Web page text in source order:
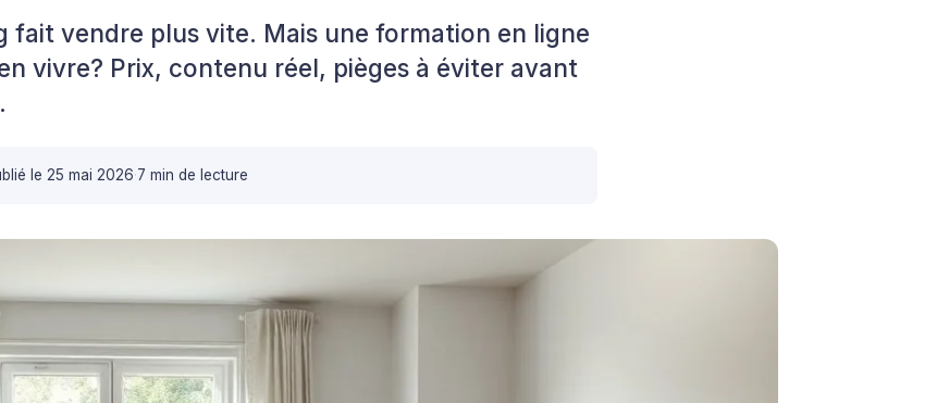
fait vendre plus vite. Mais une formation en ligne
vivre? Prix, contenu réel, pièges à éviter avant
le 25 mai 2026·7 min de lecture